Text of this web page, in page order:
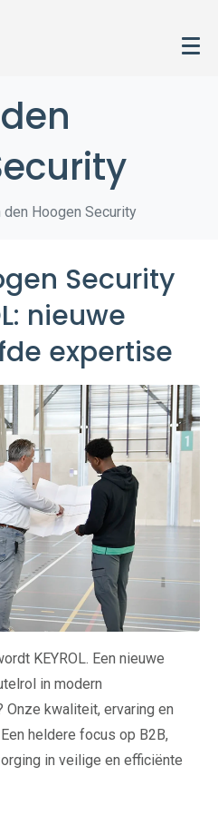
den Hoogen Security
Security
nieuwe
expertise
KEYROL. Een nieuwe
in modern
kwaliteit, ervaring en
heldere focus op B2B,
in veilige en efficiënte